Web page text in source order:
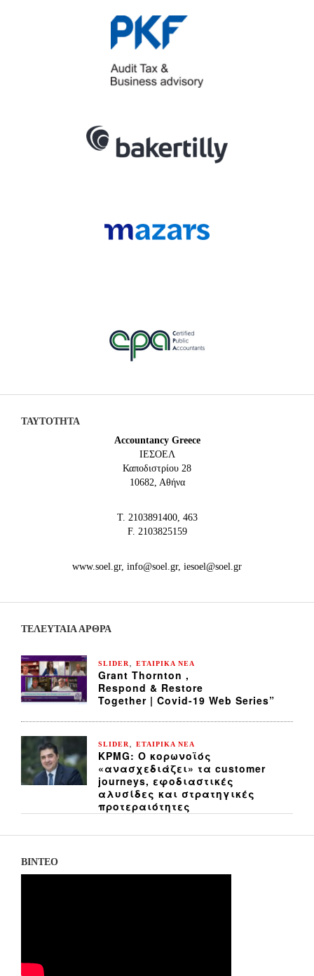
ΤΑΥΤΟΤΗΤΑ
Accountancy Greece
IEΣΟΕΛ
Καποδιστρίου 28
10682, Αθήνα
Τ. 2103891400, 463
F. 2103825159
www.soel.gr, info@soel.gr, iesoel@soel.gr
ΤΕΛΕΥΤΑΙΑ ΆΡΘΡΑ
SLIDER, ΕΤΑΙΡΙΚΑ ΝΕΑ
Grant Thornton ,
Respond & Restore
Together | Covid-19 Web Series”
SLIDER, ΕΤΑΙΡΙΚΑ ΝΕΑ
KPMG: Ο κορωνοϊός
«ανασχεδιάζει» τα customer
journeys, εφοδιαστικές
αλυσίδες και στρατηγικές
προτεραιότητες
ΒΙΝΤΕΟ